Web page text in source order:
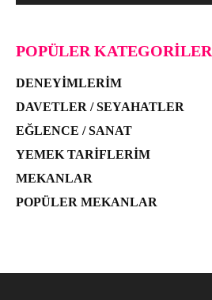
POPÜLER KATEGORILER
DENEYIMLERIM
DAVETLER / SEYAHATLER
EĞLENCE / SANAT
YEMEK TARIFLERIM
MEKANLAR
POPÜLER MEKANLAR